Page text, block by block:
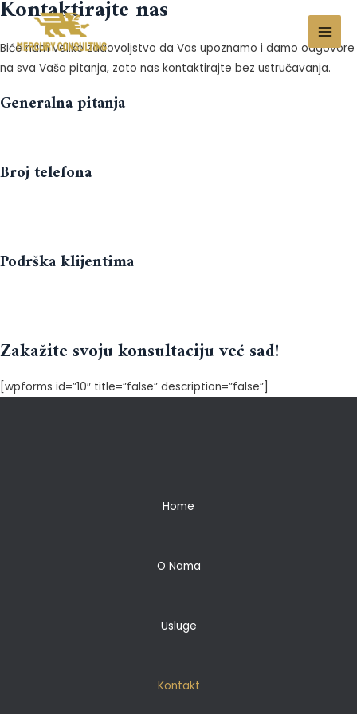
Kontaktirajte nas
Biće nam veliko zadovoljstvo da Vas upoznamo i damo odgovore
na sva Vaša pitanja, zato nas kontaktirajte bez ustručavanja.
Generalna pitanja
Broj telefona
Podrška klijentima
Zakažite svoju konsultaciju već sad!
[wpforms id=”10″ title=”false” description=”false”]
Home
O Nama
Usluge
Kontakt